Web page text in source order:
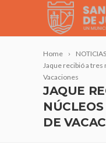
Home NOTICIAS
Jaque recibió a tres
Vacaciones
JAQUE
DE